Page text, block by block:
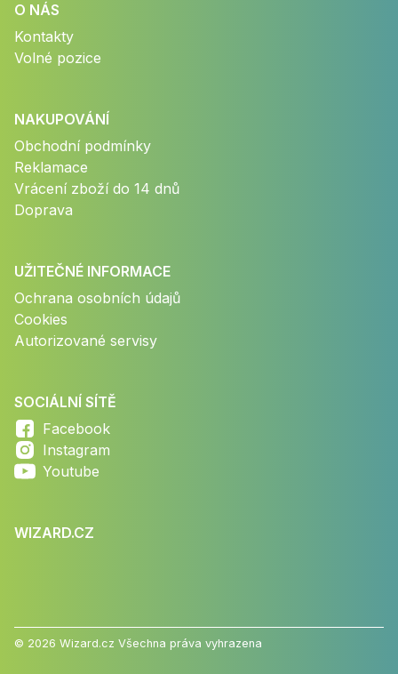
O NÁS
Kontakty
Volné pozice
NAKUPOVÁNÍ
Obchodní podmínky
Reklamace
Vrácení zboží do 14 dnů
Doprava
UŽITEČNÉ INFORMACE
Ochrana osobních údajů
Cookies
Autorizované servisy
SOCIÁLNÍ SÍTĚ
Facebook
Instagram
Youtube
WIZARD.CZ
© 2026 Wizard.cz Všechna práva vyhrazena